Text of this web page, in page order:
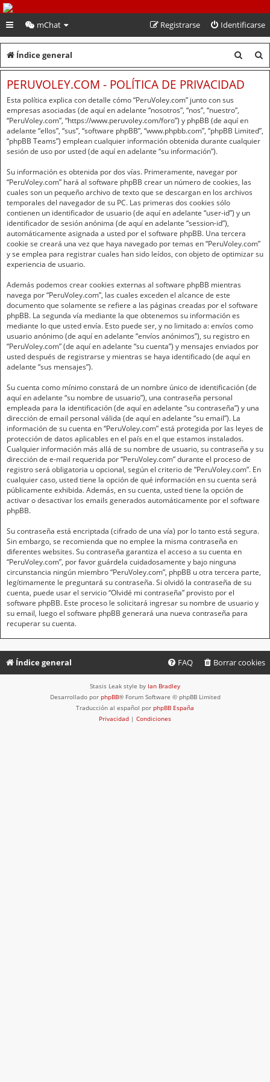
PeruVoley.com
mChat Identificarse
Registrarse
Índice general
u
u
s
a
r
PERUVOLEY.COM - POLÍTICA DE PRIVACIDAD
Esta política explica con detalle cómo “PeruVoley.com” junto con sus
empresas asociadas (de aquí en adelante “nosotros”, “nos”, “nuestro”,
“PeruVoley.com”, “https://www.peruvoley.com/foro”) y phpBB (de aquí en
adelante “ellos”, “sus”, “software phpBB”, “www.phpbb.com”, “phpBB Limited”,
“phpBB Teams”) emplean cualquier información obtenida durante cualquier
sesión de uso por usted (de aquí en adelante “su información”).
Su información es obtenida por dos vías. Primeramente, navegar por
“PeruVoley.com” hará al software phpBB crear un número de cookies, las
cuales son un pequeño archivo de texto que se descargan en los archivos
temporales del navegador de su PC. Las primeras dos cookies sólo
contienen un identificador de usuario (de aquí en adelante “user-id”) y un
identificador de sesión anónima (de aquí en adelante “session-id”),
automáticamente asignada a usted por el software phpBB. Una tercera
cookie se creará una vez que haya navegado por temas en “PeruVoley.com”
y se emplea para registrar cuales han sido leídos, con objeto de optimizar su
experiencia de usuario.
Además podemos crear cookies externas al software phpBB mientras
navega por “PeruVoley.com”, las cuales exceden el alcance de este
documento que solamente se refiere a las páginas creadas por el software
phpBB. La segunda vía mediante la que obtenemos su información es
mediante lo que usted envía. Esto puede ser, y no limitado a: envíos como
usuario anónimo (de aquí en adelante “envíos anónimos”), su registro en
“PeruVoley.com” (de aquí en adelante “su cuenta”) y mensajes enviados por
usted después de registrarse y mientras se haya identificado (de aquí en
adelante “sus mensajes”).
Su cuenta como mínimo constará de un nombre único de identificación (de
aquí en adelante “su nombre de usuario”), una contraseña personal
empleada para la identificación (de aquí en adelante “su contraseña”) y una
dirección de email personal válida (de aquí en adelante “su email”). La
información de su cuenta en “PeruVoley.com” está protegida por las leyes de
protección de datos aplicables en el país en el que estamos instalados.
Cualquier información más allá de su nombre de usuario, su contraseña y su
dirección de e-mail requerida por “PeruVoley.com” durante el proceso de
registro será obligatoria u opcional, según el criterio de “PeruVoley.com”. En
cualquier caso, usted tiene la opción de qué información en su cuenta será
públicamente exhibida. Además, en su cuenta, usted tiene la opción de
activar o desactivar los emails generados automáticamente por el software
phpBB.
Su contraseña está encriptada (cifrado de una vía) por lo tanto está segura.
Sin embargo, se recomienda que no emplee la misma contraseña en
diferentes websites. Su contraseña garantiza el acceso a su cuenta en
“PeruVoley.com”, por favor guárdela cuidadosamente y bajo ninguna
circunstancia ningún miembro “PeruVoley.com”, phpBB u otra tercera parte,
legítimamente le preguntará su contraseña. Si olvidó la contraseña de su
cuenta, puede usar el servicio “Olvidé mi contraseña” provisto por el
software phpBB. Este proceso le solicitará ingresar su nombre de usuario y
su email, luego el software phpBB generará una nueva contraseña para
recuperar su cuenta.
Índice general Borrar cookies
FAQ
Stasis Leak style by Ian Bradley
Desarrollado por phpBB® Forum Software © phpBB Limited
Traducción al español por phpBB España
Privacidad | Condiciones